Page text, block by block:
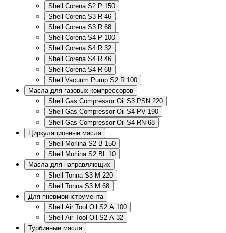
Shell Corena S2 P 150
Shell Corena S3 R 46
Shell Corena S3 R 68
Shell Corena S4 P 100
Shell Corena S4 R 32
Shell Corena S4 R 46
Shell Corena S4 R 68
Shell Vacuum Pump S2 R 100
Масла для газовых компрессоров
Shell Gas Compressor Oil S3 PSN 220
Shell Gas Compressor Oil S4 PV 190
Shell Gas Compressor Oil S4 RN 68
Циркуляционные масла
Shell Morlina S2 B 150
Shell Morlina S2 BL 10
Масла для направляющих
Shell Tonna S3 M 220
Shell Tonna S3 M 68
Для пневмоинструмента
Shell Air Tool Oil S2 A 100
Shell Air Tool Oil S2 A 32
Турбинные масла